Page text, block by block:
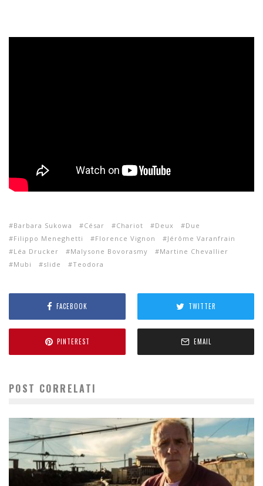
Barbara Sukowa César Chariot Deux
Due
Filippo Meneghetti
Florence Vignon
Jérôme Varanfrain
Léa Drucker
Malysone Bovorasmy
Martine Chevallier
Mubi
slide Teodora
FACEBOOK TWITTER
PINTEREST EMAIL
POST CORRELATI